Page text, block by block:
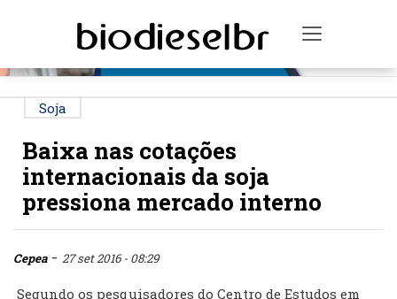
Toggle
Soja
Baixa nas cotações
internacionais da soja
pressiona mercado interno
Cepea- 27 set 2016 - 08:29
Segundo os pesquisadores do Centro de Estudos em